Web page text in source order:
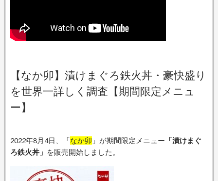
【なか卯】漬けまぐろ鉄火丼・豪快盛り
を世界一詳しく調査【期間限定メニュ
ー】
2022年8月4日、「なか卯 」が期間限定メニュー 「漬けまぐ
ろ鉄火丼 」 を販売開始しました。